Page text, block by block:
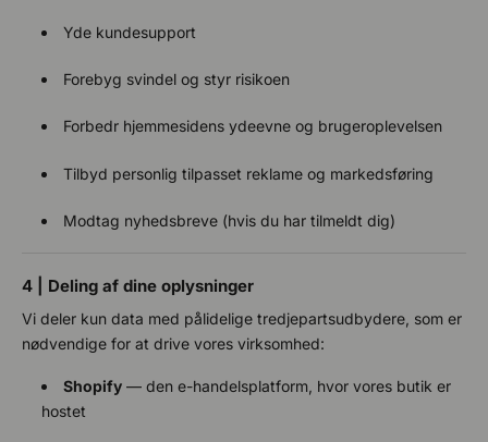
Yde kundesupport
Forebyg svindel og styr risikoen
Forbedr hjemmesidens ydeevne og brugeroplevelsen
Tilbyd personlig tilpasset reklame og markedsføring
Modtag nyhedsbreve (hvis du har tilmeldt dig)
4 | Deling af dine oplysninger
Vi deler kun data med pålidelige tredjepartsudbydere, som er
nødvendige for at drive vores virksomhed:
Shopify — den e-handelsplatform, hvor vores butik er
hostet